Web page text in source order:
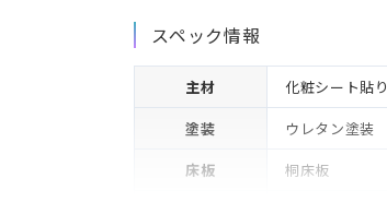
スペック情報
主材
化粧シート貼り
塗装
ウレタン塗装
床板
桐床板